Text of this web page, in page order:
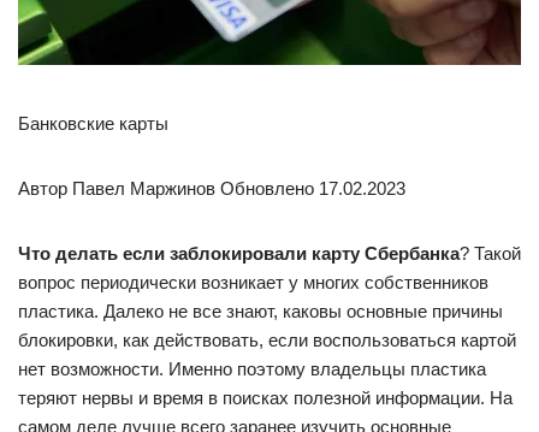
Банковские карты
Автор Павел Маржинов Обновлено 17.02.2023
Что делать если заблокировали карту Сбербанка? Такой
вопрос периодически возникает у многих собственников
пластика. Далеко не все знают, каковы основные причины
блокировки, как действовать, если воспользоваться картой
нет возможности. Именно поэтому владельцы пластика
теряют нервы и время в поисках полезной информации. На
самом деле лучше всего заранее изучить основные